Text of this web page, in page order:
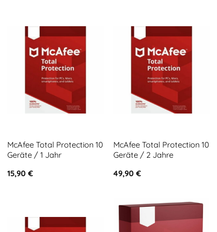
McAfee Total Protection 10
Geräte / 1 Jahr
15,90 €
McAfee Total Protection 10
Geräte / 2 Jahre
49,90 €